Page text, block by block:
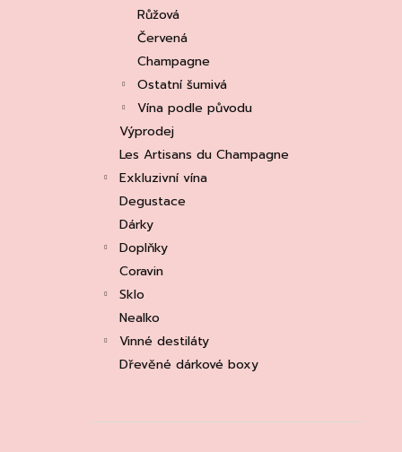
Růžová
Červená
Champagne
Ostatní šumivá
Vína podle původu
Výprodej
Les Artisans du Champagne
Exkluzivní vína
Degustace
Dárky
Doplňky
Coravin
Sklo
Nealko
Vinné destiláty
Dřevěné dárkové boxy
ASOLO PROSECCO SUPERIORE DOCG
BRUT, MARTIGNAGO
253 Kč
Původně: 335 Kč